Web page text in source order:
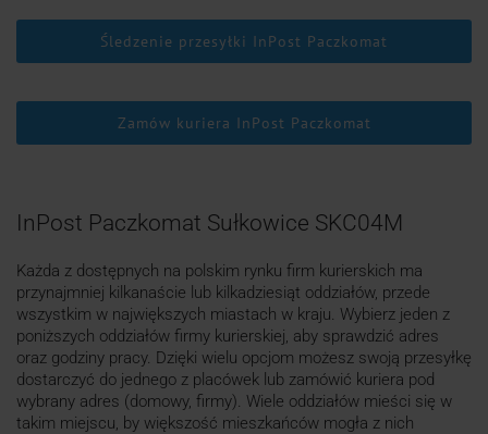
Śledzenie przesyłki InPost Paczkomat
Zamów kuriera InPost Paczkomat
InPost Paczkomat Sułkowice SKC04M
Każda z dostępnych na polskim rynku firm kurierskich ma
przynajmniej kilkanaście lub kilkadziesiąt oddziałów, przede
wszystkim w największych miastach w kraju. Wybierz jeden z
poniższych oddziałów firmy kurierskiej, aby sprawdzić adres
oraz godziny pracy. Dzięki wielu opcjom możesz swoją przesyłkę
dostarczyć do jednego z placówek lub zamówić kuriera pod
wybrany adres (domowy, firmy). Wiele oddziałów mieści się w
takim miejscu, by większość mieszkańców mogła z nich